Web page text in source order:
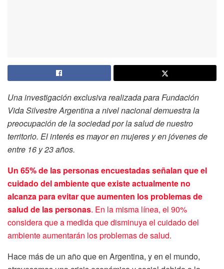
Una investigación exclusiva realizada para Fundación
Vida Silvestre Argentina a nivel nacional demuestra la
preocupación de la sociedad por la salud de nuestro
territorio. El interés es mayor en mujeres y en jóvenes de
entre 16 y 23 años.
Un 65% de las personas encuestadas señalan que el
cuidado del ambiente que existe actualmente no
alcanza para evitar que aumenten los problemas de
salud de las personas. En la misma línea, el 90%
considera que a medida que disminuya el cuidado del
ambiente aumentarán los problemas de salud.
Hace más de un año que en Argentina, y en el mundo,